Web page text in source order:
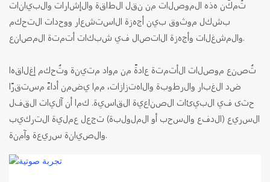
تُمكّن هذه الموصلات من نقل الطاقة والإشارات والبيانات
بشكل موثوق بين أجهزة الاستشعار ووحدات التحكم
والمشغلات وأجهزة الاتصال في شبكات أتمتة المصانع.
تُصنع موصلات الأتمتة عادةً من مواد متينة وتُحكم إغلاقها
ضد الغبار والرطوبة والاهتزازات، مما يضمن أداءً مستقرًا
حتى في البيئات الصناعية القاسية. كما أن آليات القفل
السريع (الدفع والسحب أو الملولبة) تجعل عملية التركيب
والصيانة سريعة وآمنة.